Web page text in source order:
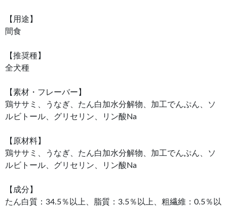
【用途】
間食
【推奨種】
全犬種
【素材・フレーバー】
鶏ササミ、うなぎ、たん白加水分解物、加工でんぷん、ソ
ルビトール、グリセリン、リン酸Na
【原材料】
鶏ササミ、うなぎ、たん白加水分解物、加工でんぷん、ソ
ルビトール、グリセリン、リン酸Na
【成分】
たん白質：34.5％以上、脂質：3.5％以上、粗繊維：0.5％以